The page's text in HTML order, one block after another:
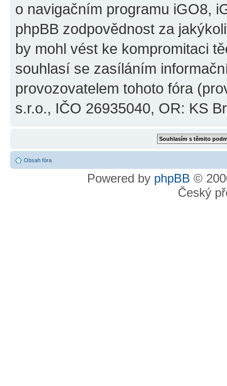
o navigačním programu iGO8,
phpBB zodpovědnost za
by mohl vést ke kompromitaci
souhlasí se zasíláním
provozovatelem tohoto fóra
s.r.o., IČO 26935040, OR: KS
Obsah fóra
Powered by phpBB ©
Český